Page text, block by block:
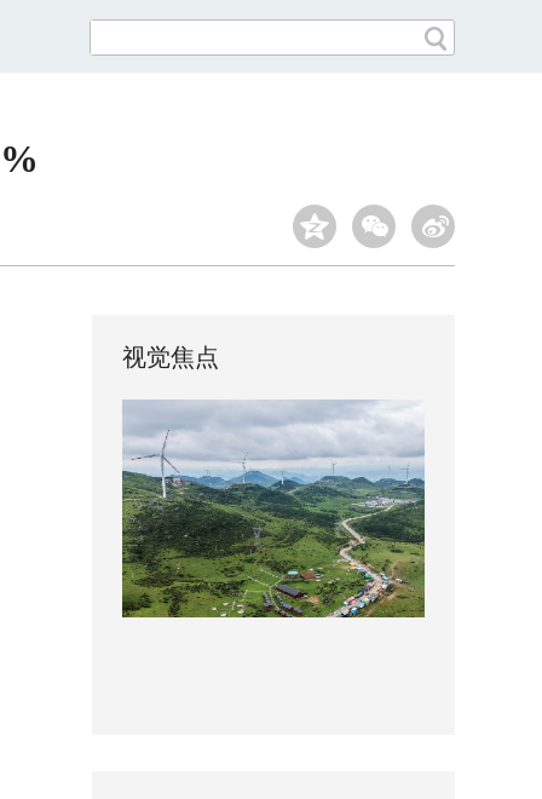
视觉焦点